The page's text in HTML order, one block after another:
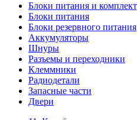
Блоки питания и
Блоки питания
Блоки резервного питания
Аккумуляторы
Шнуры
Разъемы и переходники
Клеммники
Радиодетали
Запасные части
Двери